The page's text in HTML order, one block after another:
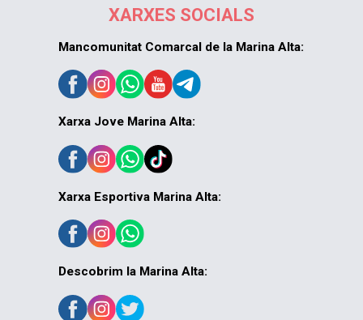
XARXES SOCIALS
Mancomunitat Comarcal de la Marina Alta:
Xarxa Jove Marina Alta:
Xarxa Esportiva Marina Alta:
Descobrim la Marina Alta: